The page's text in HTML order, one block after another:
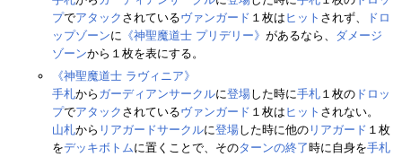
プでアタック されているヴァンガード １枚は ヒット されず、
ドロ
ップゾーンに 《神聖魔道士 プリデリー》 があるなら、 ダメージ
ゾーンから１枚を表にする。
《神聖魔道士 ラヴィニア》
手札から ガーディアンサークルに登場した時に手札 １枚の ドロッ
プでアタック されているヴァンガード １枚は ヒット されない。
山札から リアガードサークルに登場した時に他の リアガード １枚
をデッキボトムに置くことで、そのターンの終了時に自身を手札